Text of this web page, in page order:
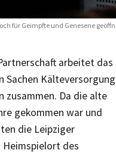
für Geimpfte und Genesene
arbeitet das
Sachen Kälteversorgung
zusammen. Da die alte
gekommen war und
die Leipziger
des